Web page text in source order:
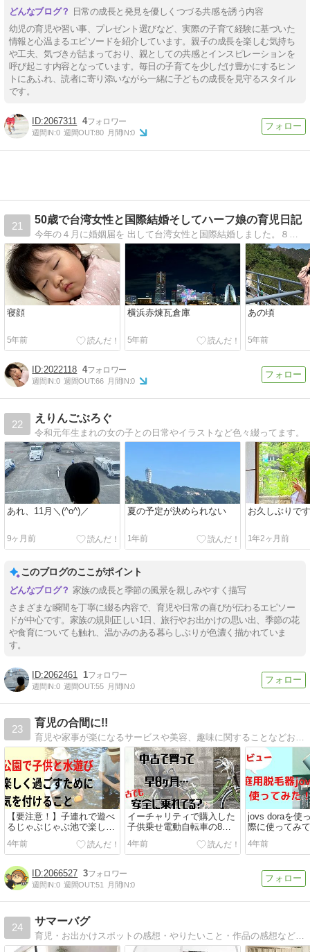
日常の成長と発見を優しくつづる共感を誘う内容
幼児の育児や習い事、プレゼント選びなど、実際の子育て経験に基づいた
情報と心温まるエピソードを紹介しています。親子の成長を楽しむ気持ち
や工夫、気づきが詰まっており、親としての共感とインスピレーションを
呼び起こす内容となっています。毎日の子育てを少しだけ豊かにするヒン
トにあふれ、読者に寄り添いながら一緒に子どもの成長を見守るスタイル
です。
2067311 4
週間IN:0 週間OUT:80 月間IN:0
21
50歳で台湾女性と国際結婚そしてハーフ娘の育児日記
寝顔
5年前
横浜赤煉瓦倉庫
5年前
あの頃
5年前
2022118 4
週間IN:0 週間OUT:66 月間IN:0
22
えりんごぶろぐ
令和元年生まれの女の子との日常やイラストなど色々綴ってます。
あれ、11月＼(^o^)／
9ヶ月前
夏の予定が決められない
1年前
お久しぶりで
1年2ヶ月前
このブログのここがポイント
家族の成長と季節の風景を親しみやすく描写
さまざまな瞬間を丁寧に綴る内容で、育児や日常の喜びが伝わるエピソー
ドが中心です。家族の規則正しい1日、旅行やお出かけの思い出、季節の花
や食育についても触れ、温かみのある暮らしぶりが色濃く描かれていま
す。
2062461 1
週間IN:0 週間OUT:55 月間IN:0
23
育児の合間に!!
育児や家事が楽になるサービスや美容、趣味に関することなどお得な情報を発信中。商品レビューの記事も増やしていきます。
【要注意！】子連れで遊べ
るじゃぶじゃぶ池で楽しく
過ごすために親がすべきこ
と
4年前
イーチャリティで購入した
子供乗せ電動自転車の8ヶ
月たった感想【乗り心地、
バッテリーの減りなど】
4年前
jovs doraを使
際に使ってみ
すること【レ
4年前
2066527 3
週間IN:0 週間OUT:51 月間IN:0
24
サマーバグ
育児・お出かけスポットの感想・やりたいこと・作品の感想など日々の中で思ったことを書いています。